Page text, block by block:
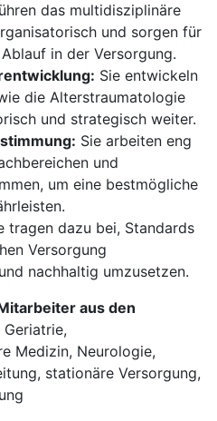
das multidisziplinäre
und sorgen für
in der Versorgung.
Sie entwickeln
die Alterstraumatologie
und strategisch weiter.
Sie arbeiten eng
und
um eine bestmögliche
tragen dazu bei, Standards
Versorgung
nachhaltig umzusetzen.
aus den
Medizin, Neurologie,
stationäre Versorgung,